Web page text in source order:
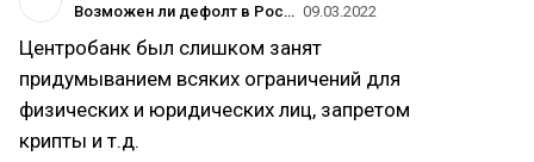
Возможен ли дефолт в России в 2022? Аналитика в цифрах 09.03.2022
Центробанк был слишком занят
придумыванием всяких ограничений для
физических и юридических лиц, запретом
крипты и т.д.